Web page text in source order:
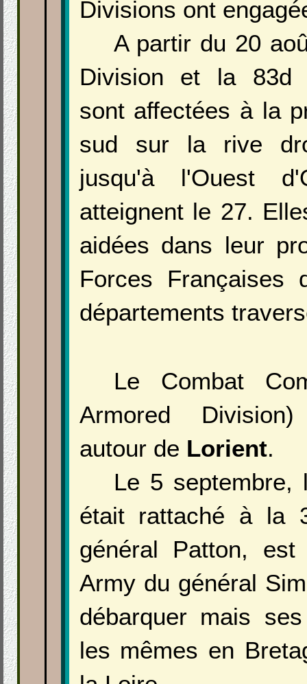
Divisions ont
A partir du 20
Division et la 83d
sont affectées à la
sud sur la rive
jusqu'à l'Ouest
atteignent le 27.
aidées dans leur
Forces Françaises
départements
Le Combat
Armored
autour de Lorient.
Le 5 septembre,
était rattaché à la
général Patton,
Army du général
débarquer mais
les mêmes en